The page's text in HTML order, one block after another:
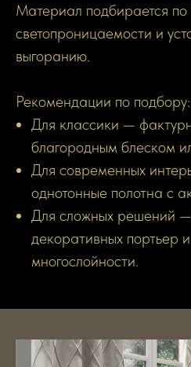
Материал подбирается по
светопроницаемости и
выгоранию.
Рекомендации по подбору:
Для классики —
благородным блеском
Для современных
однотонные полотна с
Для сложных решений
декоративных портьер
многослойности.